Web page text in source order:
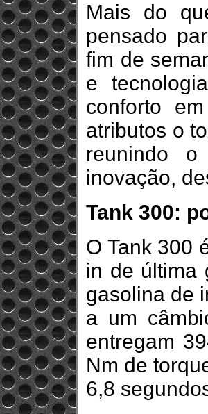
Mais do
pensado
fim de
e
conforto
atributos o
reunindo
inovação,
Tank 300:
O Tank 300
in de última
gasolina de
a um
entregam
Nm de
6,8